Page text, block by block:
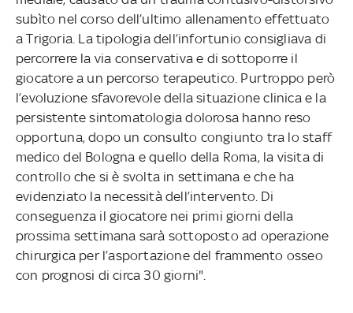
subìto nel corso dell’ultimo allenamento effettuato
a Trigoria. La tipologia dell’infortunio consigliava di
percorrere la via conservativa e di sottoporre il
giocatore a un percorso terapeutico. Purtroppo però
l’evoluzione sfavorevole della situazione clinica e la
persistente sintomatologia dolorosa hanno reso
opportuna, dopo un consulto congiunto tra lo staff
medico del Bologna e quello della Roma, la visita di
controllo che si è svolta in settimana e che ha
evidenziato la necessità dell’intervento. Di
conseguenza il giocatore nei primi giorni della
prossima settimana sarà sottoposto ad operazione
chirurgica per l’asportazione del frammento osseo
con prognosi di circa 30 giorni".